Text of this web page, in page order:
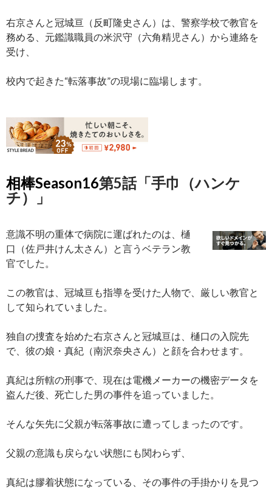
右京さんと冠城亘（反町隆史さん）は、警察学校で教官を
務める、元鑑識職員の米沢守（六角精児さん）から連絡を
受け、
校内で起きた“転落事故”の現場に臨場します。
相棒Season16第5話「手巾（ハンケ
チ）」
意識不明の重体で病院に運ばれたのは、樋
口（佐戸井けん太さん）と言うベテラン教
官でした。
この教官は、冠城亘も指導を受けた人物で、厳しい教官と
して知られていました。
独自の捜査を始めた右京さんと冠城亘は、樋口の入院先
で、彼の娘・真紀（南沢奈央さん）と顔を合わせます。
真紀は所轄の刑事で、現在は電機メーカーの機密データを
盗んだ後、死亡した男の事件を追っていました。
そんな矢先に父親が転落事故に遭ってしまったのです。
父親の意識も戻らない状態にも関わらず、
真紀は膠着状態になっている、その事件の手掛かりを見つ